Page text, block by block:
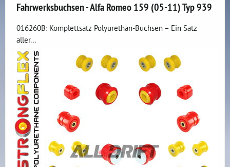
Fahrwerksbuchsen - Alfa Romeo 159 (05-11) Typ 939
016260B: Komplettsatz Polyurethan-Buchsen – Ein Satz
aller...